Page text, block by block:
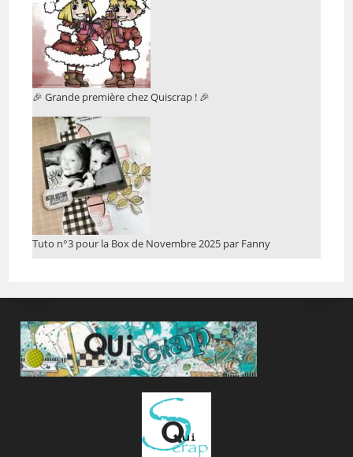
🎉 Grande première chez Quiscrap ! 🎉
Tuto n°3 pour la Box de Novembre 2025 par Fanny